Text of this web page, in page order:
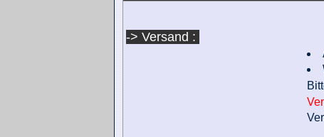
-> Versand :